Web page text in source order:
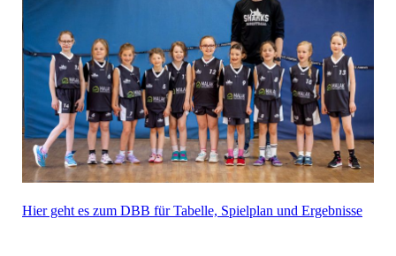
Hier geht es zum DBB für Tabelle, Spielplan und Ergebnisse